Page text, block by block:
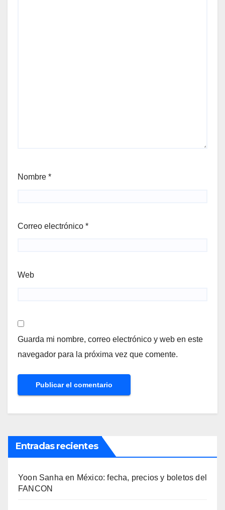
Nombre *
Correo electrónico *
Web
Guarda mi nombre, correo electrónico y web en este
navegador para la próxima vez que comente.
Entradas recientes
Yoon Sanha en México: fecha, precios y boletos del
FANCON